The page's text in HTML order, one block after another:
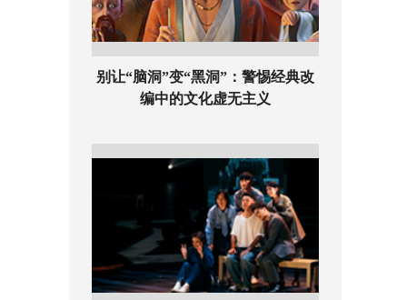
别让“脑洞”变“黑洞”：警惕经典改
编中的文化虚无主义